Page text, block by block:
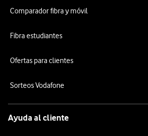
Comparador fibra y móvil
Fibra estudiantes
Ofertas para clientes
Sorteos Vodafone
Ayuda al cliente